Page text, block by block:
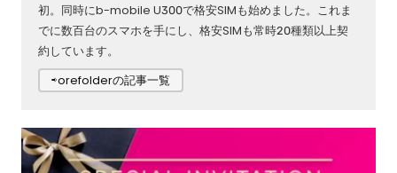
初。同時にb-mobile U300で格安SIMも始めました。これま
でに数百台のスマホを手にし、格安SIMも常時20種類以上契
約しています。
⇨orefolderの記事一覧